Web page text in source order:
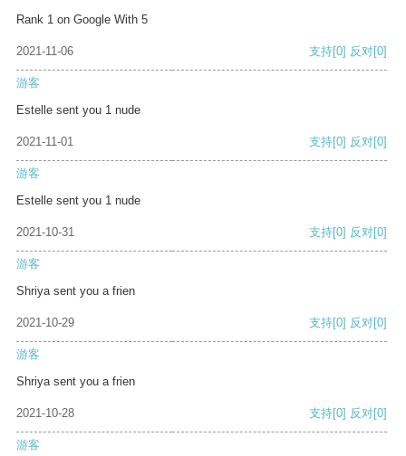
Rank 1 on Google With 5
2021-11-06 支持[0] 反对[0]
游客
Estelle sent you 1 nude
2021-11-01 支持[0] 反对[0]
游客
Estelle sent you 1 nude
2021-10-31 支持[0] 反对[0]
游客
Shriya sent you a frien
2021-10-29 支持[0] 反对[0]
游客
Shriya sent you a frien
2021-10-28 支持[0] 反对[0]
游客